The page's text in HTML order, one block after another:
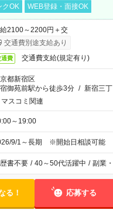
クOK WEB登録・面接OK
2100～2200円＋交
交通費別途支給あり
通費 交通費支給(規定有り)
都新宿区
御苑前駅から徒歩3分 / 新宿三
マスコミ関連
～19:00
9/1～長期 ※開始日相談可能
書不要 / 40～50代活躍中 / 副業
る！ 応募する